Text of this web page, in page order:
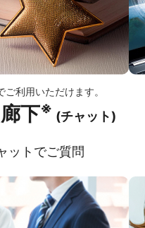
利用いただけます。
下※ (チャット)
ットでご質問